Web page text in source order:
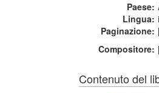
Paese:
Lingua:
Paginazione:
Compositore:
Contenuto del